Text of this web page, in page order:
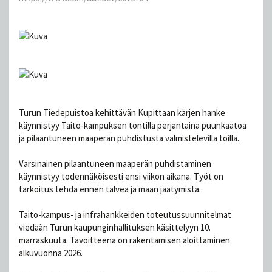
Turun Tiedepuistoa kehittävän Kupittaan kärjen hanke
käynnistyy Taito-kampuksen tontilla perjantaina puunkaatoa
ja pilaantuneen maaperän puhdistusta valmistelevilla töillä.
Varsinainen pilaantuneen maaperän puhdistaminen
käynnistyy todennäköisesti ensi viikon aikana. Työt on
tarkoitus tehdä ennen talvea ja maan jäätymistä.
Taito-kampus- ja infrahankkeiden toteutussuunnitelmat
viedään Turun kaupunginhallituksen käsittelyyn 10.
marraskuuta. Tavoitteena on rakentamisen aloittaminen
alkuvuonna 2026.